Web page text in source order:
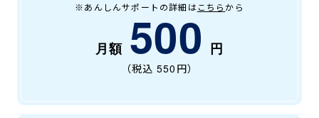
※あんしんサポートの詳細はこちら から
500
（税込 550 円）